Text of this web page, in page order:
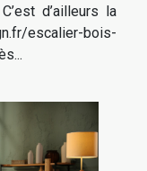
d’ailleurs la
escalier-bois-